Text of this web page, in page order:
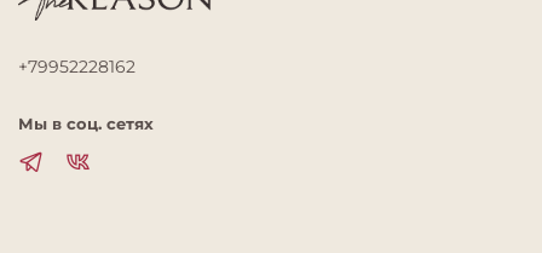
+79952228162
Мы в соц. сетях